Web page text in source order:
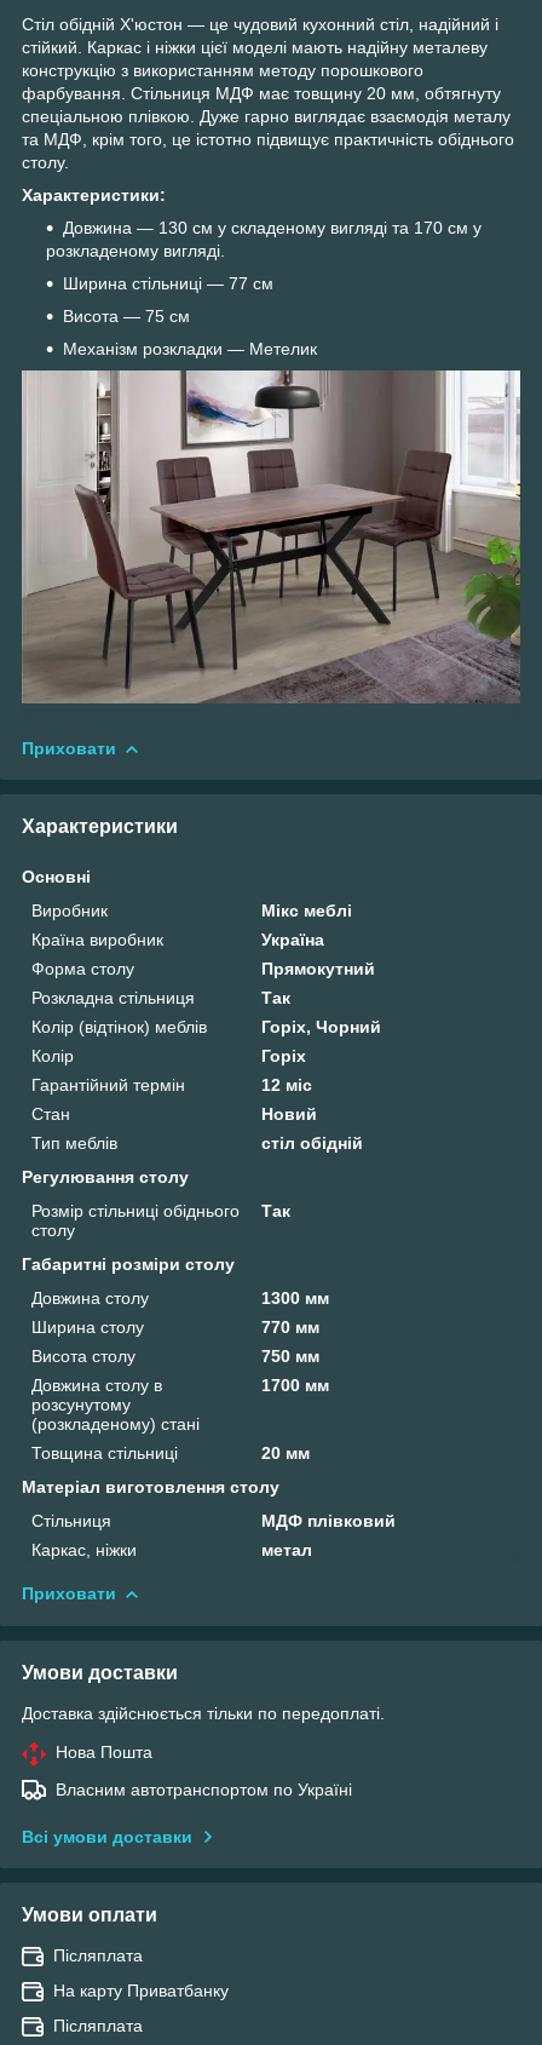
Стіл обідній Х'юстон — це чудовий кухонний стіл, надійний і
стійкий. Каркас і ніжки цієї моделі мають надійну металеву
конструкцію з використанням методу порошкового
фарбування. Стільниця МДФ має товщину 20 мм, обтягнуту
спеціальною плівкою. Дуже гарно виглядає взаємодія металу
та МДФ, крім того, це істотно підвищує практичність обіднього
столу.
Характеристики:
Довжина — 130 см у складеному вигляді та 170 см у
розкладеному вигляді.
Ширина стільниці — 77 см
Висота — 75 см
Механізм розкладки — Метелик
Приховати
Характеристики
Основні
Виробник
Мікс меблі
Країна виробник
Україна
Форма столу
Прямокутний
Розкладна стільниця
Так
Колір (відтінок) меблів
Горіх, Чорний
Колір
Горіх
Гарантійний термін
12 міс
Стан
Новий
Тип меблів
стіл обідній
Регулювання столу
Розмір стільниці обіднього
столу
Так
Габаритні розміри столу
Довжина столу
1300 мм
Ширина столу
770 мм
Висота столу
750 мм
Довжина столу в
розсунутому
(розкладеному) стані
1700 мм
Товщина стільниці
20 мм
Матеріал виготовлення столу
Стільниця
МДФ плівковий
Каркас, ніжки
метал
Приховати
Умови доставки
Доставка здійснюється тільки по передоплаті.
Нова Пошта
Власним автотранспортом по Україні
Всі умови доставки
Умови оплати
Післяплата
На карту Приватбанку
Післяплата